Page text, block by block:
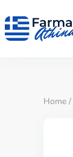
Home /